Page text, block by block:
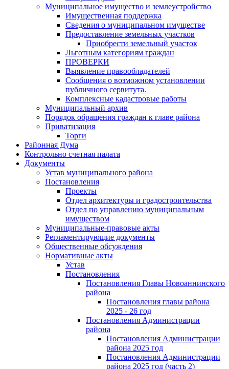
Муниципальное имущество и землеустройство
Имущественная поддержка
Сведения о муниципальном имуществе
Предоставление земельных участков
Приобрести земельный участок
Льготным категориям граждан
ПРОВЕРКИ
Выявление правообладателей
Сообщения о возможном установлении
публичного сервитута.
Комплексные кадастровые работы
Муниципальный архив
Порядок обращения граждан к главе района
Приватизация
Торги
Районная Дума
Контрольно счетная палата
Документы
Устав муниципального района
Постановления
Проекты
Отдел архитектуры и градостроительства
Отдел по управлению муниципальным
имуществом
Муниципальные-правовые акты
Регламентирующие документы
Общественные обсуждения
Нормативные акты
Устав
Постановления
Постановления Главы Новоаннинского
района
Постановления главы района
2025 - 26 год
Постановления Администрации
района
Постановления Администрации
района 2025 год
Постановления Администрации
района 2025 год (часть 2)